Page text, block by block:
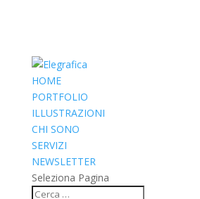
HOME
PORTFOLIO
ILLUSTRAZIONI
CHI SONO
SERVIZI
NEWSLETTER
Seleziona Pagina